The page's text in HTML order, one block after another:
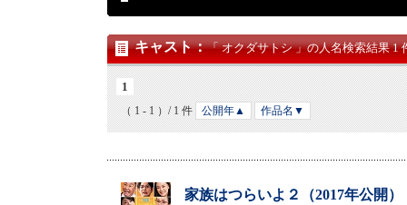
キャスト：「 オクダサトシ 」の人名検索結果 1
1
（ 1 - 1 ）/ 1 件 公開年▲ 作品名▼
家族はつらいよ２（2017年公開）